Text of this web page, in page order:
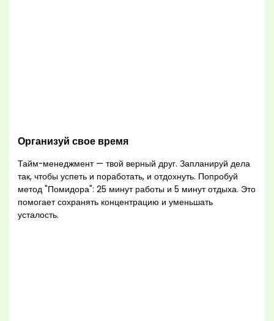
Организуй свое время
Тайм-менеджмент — твой верный друг. Запланируй дела
так, чтобы успеть и поработать, и отдохнуть. Попробуй
метод "Помидора": 25 минут работы и 5 минут отдыха. Это
помогает сохранять концентрацию и уменьшать
усталость.